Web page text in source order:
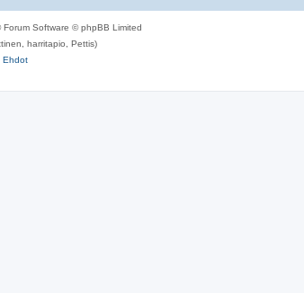
Forum Software © phpBB Limited
harritapio, Pettis)
Ehdot